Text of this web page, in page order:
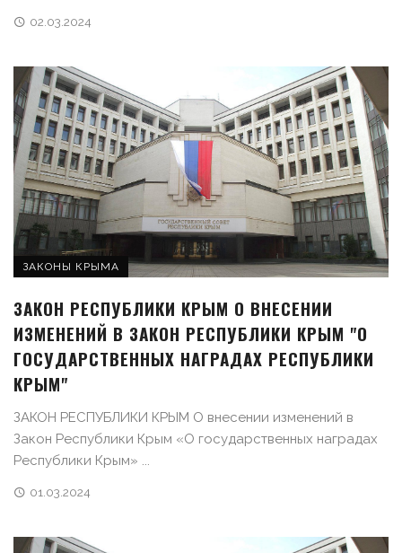
02.03.2024
ЗАКОНЫ КРЫМА
ЗАКОН РЕСПУБЛИКИ КРЫМ О ВНЕСЕНИИ
ИЗМЕНЕНИЙ В ЗАКОН РЕСПУБЛИКИ КРЫМ "О
ГОСУДАРСТВЕННЫХ НАГРАДАХ РЕСПУБЛИКИ
КРЫМ"
ЗАКОН РЕСПУБЛИКИ КРЫМ О внесении изменений в
Закон Республики Крым «О государственных наградах
Республики Крым» ...
01.03.2024